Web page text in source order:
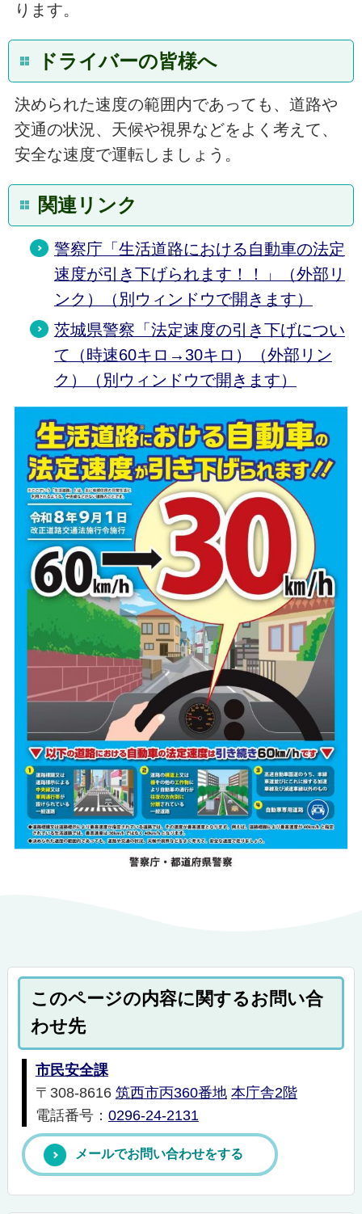
ります。
ドライバーの皆様へ
決められた速度の範囲内であっても、道路や
交通の状況、天候や視界などをよく考えて、
安全な速度で運転しましょう。
関連リンク
警察庁「生活道路における自動車の法定
速度が引き下げられます！！」（外部リ
ンク）（別ウィンドウで開きます）
茨城県警察「法定速度の引き下げについ
て（時速60キロ→30キロ）（外部リン
ク）（別ウィンドウで開きます）
このページの内容に関するお問い合
わせ先
市民安全課
〒308-8616 筑西市丙360番地 本庁舎2階
電話番号： 0296-24-2131
メールでお問い合わせをする